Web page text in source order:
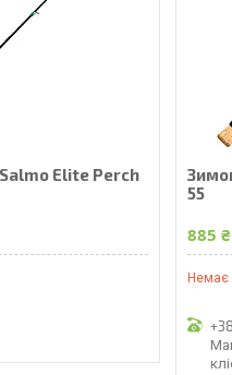
Elite Perch
55
885 ₴
Немає